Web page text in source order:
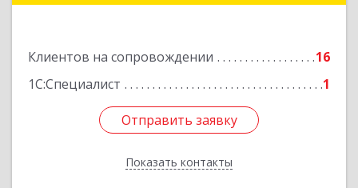
Клиентов на сопровождении
16
1С:Специалист
1
Отправить заявку
Показать контакты
Отправить заявку
Назад